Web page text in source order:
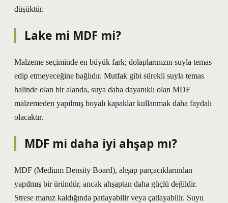
düşüktür.
Lake mi MDF mi?
Malzeme seçiminde en büyük fark; dolaplarınızın suyla temas
edip etmeyeceğine bağlıdır. Mutfak gibi sürekli suyla temas
halinde olan bir alanda, suya daha dayanıklı olan MDF
malzemeden yapılmış boyalı kapaklar kullanmak daha faydalı
olacaktır.
MDF mi daha iyi ahşap mı?
MDF (Medium Density Board), ahşap parçacıklarından
yapılmış bir üründür, ancak ahşaptan daha güçlü değildir.
Strese maruz kaldığında patlayabilir veya çatlayabilir. Suyu